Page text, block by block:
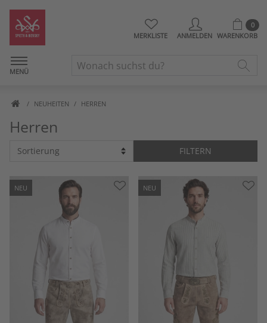
MERKLISTE ANMELDEN
0
WARENKORB
MENÜ
NEUHEITEN HERREN
Herren
FILTERN
NEU NEU